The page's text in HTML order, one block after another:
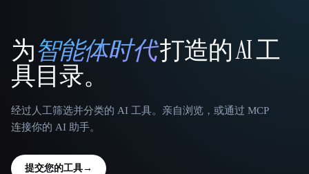
That AI Collection
为智能体时代打造的 AI 工
具目录。
经过人工筛选并分类的 AI 工具。亲自浏览，或通过 MCP
连接你的 AI 助手。
提交您的工具→